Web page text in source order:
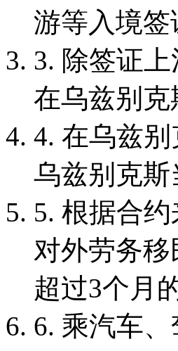
游等入境
3. 除签证
在乌兹别
4. 在乌兹
乌兹别克
5. 根据合
对外劳务
超过3个月
6. 乘汽车